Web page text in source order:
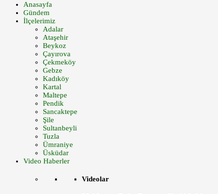
Anasayfa
Gündem
İlçelerimiz
Adalar
Ataşehir
Beykoz
Çayırova
Çekmeköy
Gebze
Kadıköy
Kartal
Maltepe
Pendik
Sancaktepe
Şile
Sultanbeyli
Tuzla
Ümraniye
Üsküdar
Video Haberler
Videolar